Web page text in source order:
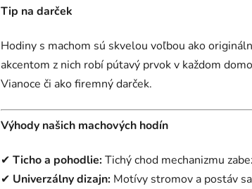
Tip na darček
Hodiny s machom sú skvelou voľbou ako
akcentom z nich robí pútavý prvok v každom
Vianoce či ako firemný darček.
Výhody našich machových hodín
✔ Ticho a pohodlie:Tichý chod mechanizmu
✔ Univerzálny dizajn: Motívy stromov a postáv